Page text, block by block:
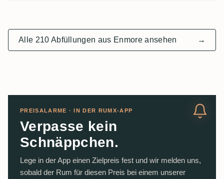
Alle 210 Abfüllungen aus Enmore ansehen →
PREISALARME · IN DER RUMX-APP
Verpasse kein
Schnäppchen.
Lege in der App einen Zielpreis fest und wir melden uns,
sobald der Rum für diesen Preis bei einem unserer